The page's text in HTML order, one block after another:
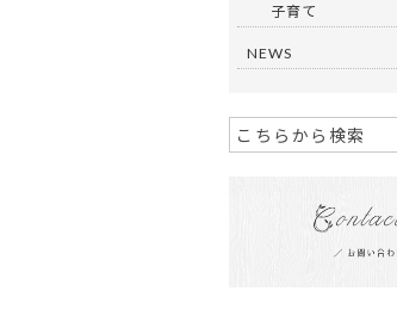
子育て
NEWS